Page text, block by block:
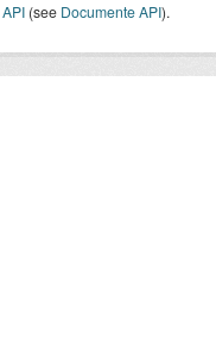
API (see Documente API).